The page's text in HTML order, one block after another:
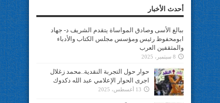
أحدث الأخبار
ببالغ الأسى وصادق المواساة يتقدم الشريف د- جهاد
ابومحفوظ رئيس ومؤسس مجلس الكتاب والأدباء
والمثقفين العرب
8 سبتمبر، 2025
حوار حول التجربة النقدية..محمد زغلال
اجرى الحوار الإعلامي عبد الله دكدوك
13 أغسطس، 2025